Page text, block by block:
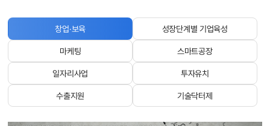
창업·보육 성장단계별 기업육성
마케팅 스마트공장
일자리사업 투자유치
수출지원 기술닥터제